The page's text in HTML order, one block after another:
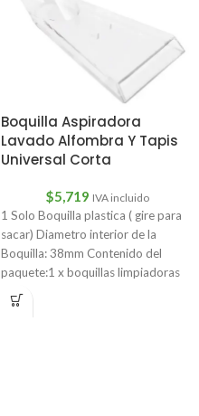
Boquilla Aspiradora
Lavado Alfombra Y Tapis
Universal Corta
$5,719 IVA incluido
1 Solo Boquilla plastica ( gire para
sacar) Diametro interior de la
Boquilla: 38mm Contenido del
paquete:1 x boquillas limpiadoras